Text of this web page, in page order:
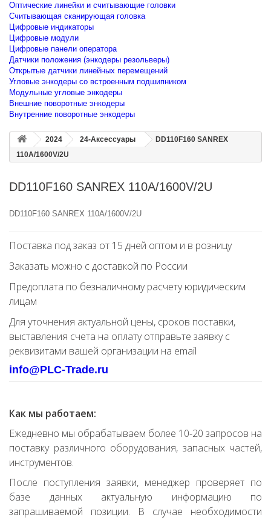
Оптические линейки и считывающие головки
Считывающая сканирующая головка
Цифровые индикаторы
Цифровые модули
Цифровые панели оператора
Датчики положения (энкодеры резольверы)
Открытые датчики линейных перемещений
Угловые энкодеры со встроенным подшипником
Модульные угловые энкодеры
Внешние поворотные энкодеры
Внутренние поворотные энкодеры
2024 24-Аксессуары
DD110F160 SANREX
110A/1600V/2U
DD110F160 SANREX 110A/1600V/2U
DD110F160 SANREX 110A/1600V/2U
Поставка под заказ от 15 дней оптом и в розницу
Заказать можно с доставкой по России
Предоплата по безналичному расчету юридическим
лицам
Для уточнения актуальной цены, сроков поставки,
выставления счета на оплату отправьте заявку с
реквизитами вашей организации на email
info@PLC-Trade.ru
Как мы работаем:
Ежедневно мы обрабатываем более 10-20 запросов на
поставку различного оборудования, запасных частей,
инструментов.
После поступления заявки, менеджер проверяет по
базе данных актуальную информацию по
запрашиваемой позиции. В случае необходимости